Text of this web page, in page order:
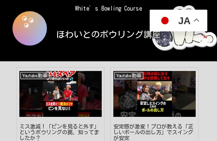
White’s Bowling Course
ほわいとのボウリング講座
Youtube動画
ミス激減！「ピンを見ると外す」
というボウリングの罠、知ってま
したか？
Youtube動画
安定感が激変！プロが教える「正
しいボールの出し方」でスイング
が安定
JA